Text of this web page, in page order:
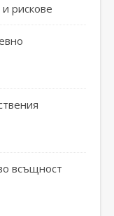
рискове
всъщност